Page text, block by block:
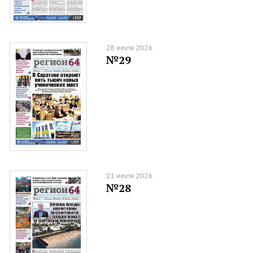
28 июля 2026
№29
21 июля 2026
№28